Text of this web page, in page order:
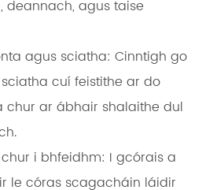
agus taise
agus sciatha: Cinntigh go
cuí feistithe ar do
ar ábhair shalaithe dul
i bhfeidhm: I gcórais a
le córas scagacháin láidir